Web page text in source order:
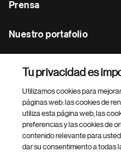
Prensa
Nuestro portafolio
Footer Site Search
Tu privacidad es
Utilizamos cookies para
páginas web: las cookies de
utiliza esta página web, las
preferencias y las cookies de
contenido relevante para
dar su consentimiento a todas